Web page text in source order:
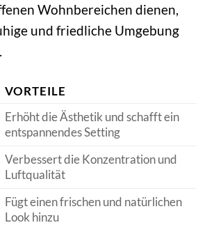
Wohnbereichen dienen,
und friedliche Umgebung
VORTEILE
Erhöht die Ästhetik und schafft ein
entspannendes Setting
Verbessert die Konzentration und
Luftqualität
Fügt einen frischen und natürlichen
Look hinzu